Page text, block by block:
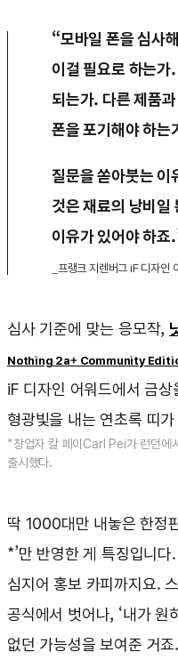
“모바일 폰을 심사
이걸 필요로 하는가
되는가. 다른 제품
폰을 포기해야 하는
질문을 쏟아붓는 이
것은 재료의 낭비일
이유가 있어야 하죠
_프랭크 지렌버그 iF 디자인
심사 기준에 맞는 응모작,
Nothing 2a+ Community
iF 디자인 어워드에서 금
형광빛을 내는 연초록 띠
*창업자 칼 페이Carl Pei가 런던에
출시했다.
딱 1000대만 내놓은 한정
*’만 반영한 게 특징입니
심지어 홍보 카피까지요.
공식에서 벗어나, ‘내가 원
없던 가능성을 보여준 거죠.